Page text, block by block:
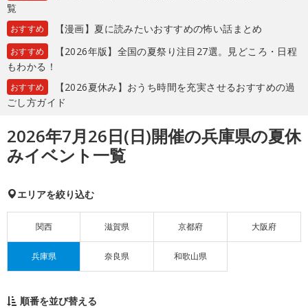
覧
おすすめ 【漫画】夏に読みたいおすすめの怖い話まとめ
おすすめ
【2026年版】全国の夏祭り注目27選。見どころ・日程
もわかる！
おすすめ
【2026夏休み】おうち時間を充実させるおすすめの過
ごし方ガイド
2026年7月26日(日)開催の兵庫県の夏休
みイベント一覧
エリアを絞り込む
関西 滋賀県 京都府 大阪府
兵庫県 奈良県 和歌山県
順番を並び替える